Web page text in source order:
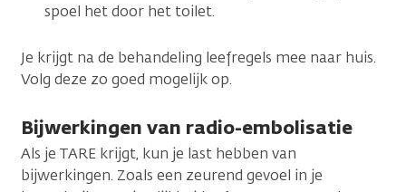
spoel het door het toilet.
Je krijgt na de behandeling leefregels mee naar huis.
Volg deze zo goed mogelijk op.
Bijwerkingen van radio-embolisatie
Als je TARE krijgt, kun je last hebben van
bijwerkingen. Zoals een zeurend gevoel in je